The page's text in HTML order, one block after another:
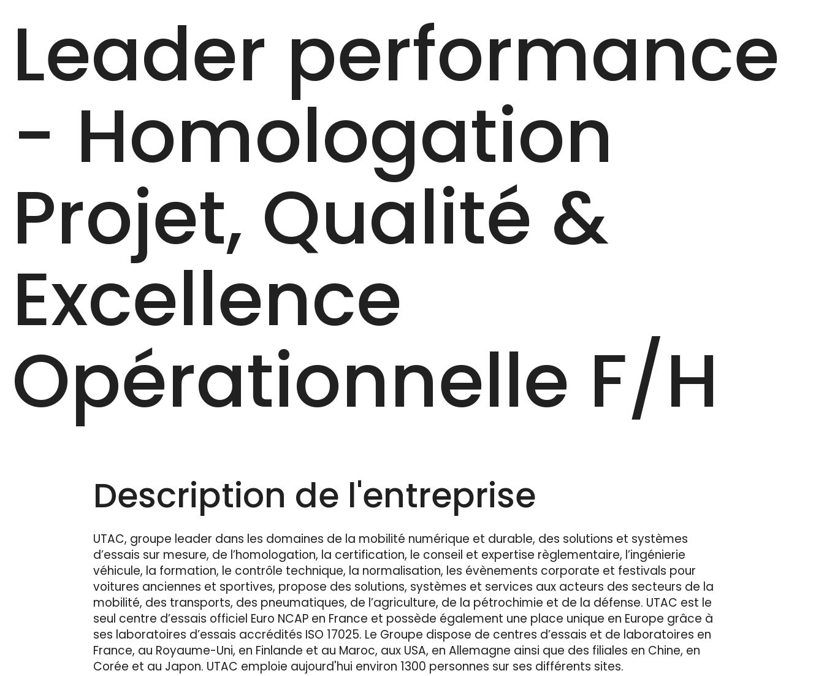
Leader performance
- Homologation
Projet, Qualité &
Excellence
Opérationnelle F/‎H
Description de l'entreprise
UTAC, groupe leader dans les domaines de la mobilité numérique et durable, des solutions et systèmes
d’essais sur mesure, de l’homologation, la certification, le conseil et expertise règlementaire, l’ingénierie
véhicule, la formation, le contrôle technique, la normalisation, les évènements corporate et festivals pour
voitures anciennes et sportives, propose des solutions, systèmes et services aux acteurs des secteurs de la
mobilité, des transports, des pneumatiques, de l’agriculture, de la pétrochimie et de la défense. UTAC est le
seul centre d’essais officiel Euro NCAP en France et possède également une place unique en Europe grâce à
ses laboratoires d’essais accrédités ISO 17025. Le Groupe dispose de centres d’essais et de laboratoires en
France, au Royaume-Uni, en Finlande et au Maroc, aux USA, en Allemagne ainsi que des filiales en Chine, en
Corée et au Japon. UTAC emploie aujourd'hui environ 1300 personnes sur ses différents sites.